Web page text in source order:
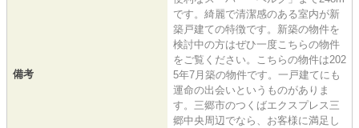
備考
です。綺麗で清潔感のある室内が新
築戸建ての特徴です。新築の物件を
検討中の方はぜひ一度こちらの物件
をご覧ください。こちらの物件は202
5年7月築の物件です。一戸建てにも
運命の出会いというものがありま
す。三郷市のつくばエクスプレス三
郷中央周辺でなら、お客様に満足し